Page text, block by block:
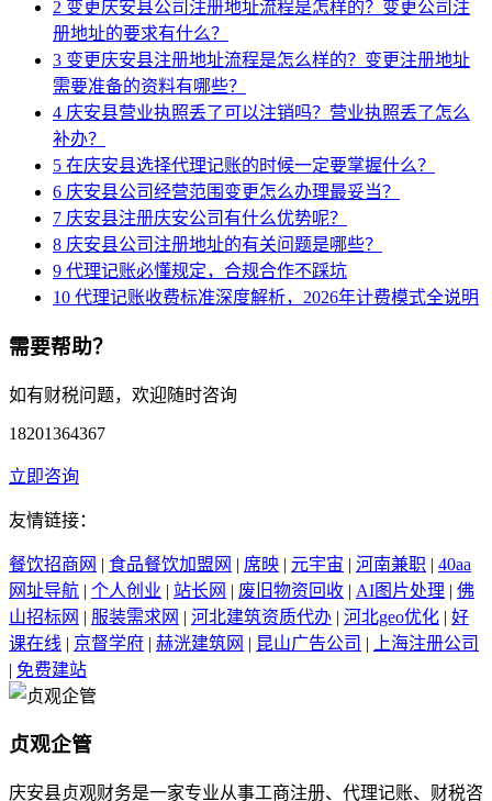
2 变更庆安县公司注册地址流程是怎样的？变更公司注
册地址的要求有什么？
3 变更庆安县注册地址流程是怎么样的？变更注册地址
需要准备的资料有哪些？
4 庆安县营业执照丢了可以注销吗？营业执照丢了怎么
补办？
5 在庆安县选择代理记账的时候一定要掌握什么？
6 庆安县公司经营范围变更怎么办理最妥当？
7 庆安县注册庆安公司有什么优势呢？
8 庆安县公司注册地址的有关问题是哪些？
9 代理记账必懂规定，合规合作不踩坑
10 代理记账收费标准深度解析，2026年计费模式全说明
需要帮助？
如有财税问题，欢迎随时咨询
18201364367
立即咨询
友情链接：
餐饮招商网 | 食品餐饮加盟网 | 席映 | 元宇宙 | 河南兼职 | 40aa
网址导航 | 个人创业 | 站长网 | 废旧物资回收 | AI图片处理 | 佛
山招标网 | 服装需求网 | 河北建筑资质代办 | 河北geo优化 | 好
课在线 | 京督学府 | 赫洸建筑网 | 昆山广告公司 |
上海注册公司
| 免费建站
贞观企管
庆安县贞观财务是一家专业从事工商注册、代理记账、财税咨